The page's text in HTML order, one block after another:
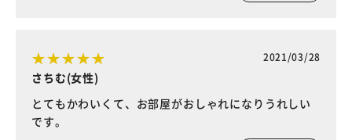
2021/03/28
さちむ(女性)
とてもかわいくて、お部屋がおしゃれになりうれしい
です。